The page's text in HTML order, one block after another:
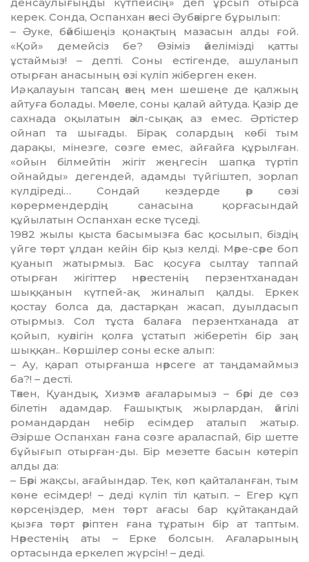
денсаулығыңды күтпейсің» деп ұрсып отырса
керек. Сонда, Оспанхан әкесі Әубәкірге бұрылып:
– Әуке, бәйбішеңіз қонақтың мазасын алды ғой.
«Қой» демейсіз бе? Өзіміз әйелімізді қатты
ұстаймыз! – депті. Соны естігенде, ашуланып
отырған анасының өзі күліп жіберген екен.
Иә, қалауын тапсаң әкең мен шешеңе де қалжың
айтуға болады. Мәселе, соны қалай айтуда. Қазір де
сахнада оқылатын әзіл-сықақ аз емес. Әртістер
ойнап та шығады. Бірақ солардың көбі тым
дарақы, мінезге, сөзге емес, айғайға құрылған.
«ойын білмейтін жігіт жеңгесін шапқа түртіп
ойнайды» дегендей, адамды түйгіштеп, зорлап
күлдіреді… Сондай кездерде әр сөзі
көрермендердің санасына қорғасындай
құйылатын Оспанхан еске түседі.
1982 жылы қыста басымызға бас қосылып, біздің
үйге төрт ұлдан кейін бір қыз келді. Мәре-сәре боп
қуанып жатырмыз. Бас қосуға сылтау таппай
отырған жігіттер нәрестенің перзентханадан
шыққанын күтпей-ақ жиналып қалды. Еркек
қостау болса да, дастарқан жасап, дуылдасып
отырмыз. Сол тұста балаға перзентханада ат
қойып, куәлігін қолға ұстатып жіберетін бір заң
шыққан.. Көршілер соны еске алып:
– Ау, қарап отырғанша нәрсеге ат таңдамаймыз
ба?! – десті.
Тәкен, Қуандық, Хизмәт ағаларымыз – бәрі де сөз
білетін адамдар. Ғашықтық жырлардан, әйгілі
романдардан небір есімдер аталып жатыр.
Әзірше Оспанхан ғана сөзге араласпай, бір шетте
бұйығып отырған-ды. Бір мезетте басын көтеріп
алды да:
– Бәрі жақсы, ағайындар. Тек, көп қайталанған, тым
көне есімдер! – деді күліп тіл қатып. – Егер құп
көрсеңіздер, мен төрт ағасы бар құйтақандай
қызға төрт әріптен ғана тұратын бір ат таптым.
Нәрестенің аты – Ерке болсын. Ағаларының
ортасында еркелеп жүрсін! – деді.